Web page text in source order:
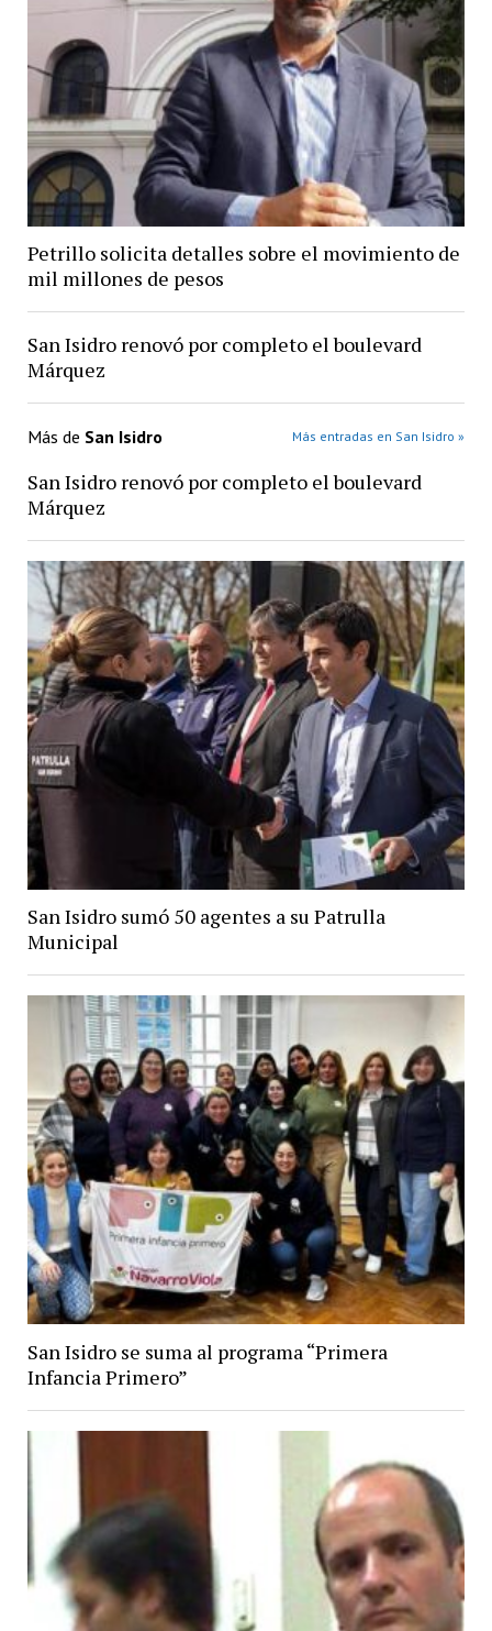
Petrillo solicita detalles sobre el movimiento de
mil millones de pesos
San Isidro renovó por completo el boulevard
Márquez
Más de San Isidro Más entradas en San Isidro »
San Isidro renovó por completo el boulevard
Márquez
San Isidro sumó 50 agentes a su Patrulla
Municipal
San Isidro se suma al programa “Primera
Infancia Primero”